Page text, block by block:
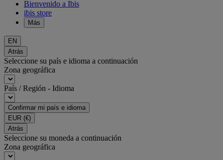
Bienvenido a Ibis
ibis store
Más
EN
Atrás
Seleccione su país e idioma a continuación
Zona geográfica
País / Región - Idioma
Confirmar mi país e idioma
EUR (€)
Atrás
Seleccione su moneda a continuación
Zona geográfica